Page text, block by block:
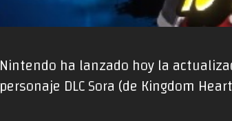
Nintendo ha lanzado hoy la
personaje DLC Sora (de Kingdom